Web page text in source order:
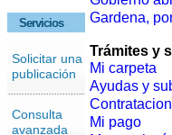
Servicios
Solicitar una
publicación
Consulta
avanzada
Gardena,
Trámites y
Mi carpeta
Ayudas y
Mi pago